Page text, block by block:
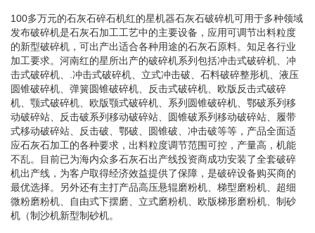
100多万元的石灰石碎石机红的星机器石灰石破碎机可用于多种领域
发布破碎机是石灰石加工工艺中的主要设备，应用可调节出料粒度
的新型破碎机，可出产出适合各种用途的石灰石原料。知足各行业
加工要求。河南红的星所出产的破碎机系列包括冲击式破碎机、冲
击式破碎机、.冲击式破碎机、立式冲击破、石料破碎整形机、液压
圆锥破碎机、弹簧圆锥破碎机、反击式破碎机、欧版反击式破碎
机、颚式破碎机、欧版颚式破碎机、系列圆锥破碎机、鄂破系列移
动破碎站、反击破系列移动破碎站、圆锥破系列移动破碎站、履带
式移动破碎站、反击破、鄂破、圆锥破、冲击破等等，产品全面适
应石灰石加工的各种要求，出料粒度调节范围可控，产量高，机能
不乱。目前已为海内众多石灰石出产线投资商成功安装了全套破碎
机出产线，为客户取得经济效益提供了保障，是破碎设备购买商的
最优选择。另外还有主打产品高压悬辊磨粉机、梯型磨粉机、超细
微粉磨粉机、自由式下摆磨、立式磨粉机、欧版梯形磨粉机、制砂
机（制沙机新型制砂机。